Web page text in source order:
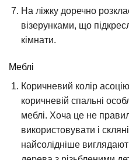
На ліжку доречно
візерунками, що
кімнати.
Меблі
Коричневий колір
коричневій спальні
меблі. Хоча це не
використовувати і
найсолідніше